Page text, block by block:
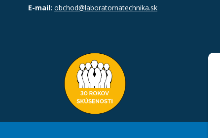
E-mail: obchod@laboratornatechnika.sk